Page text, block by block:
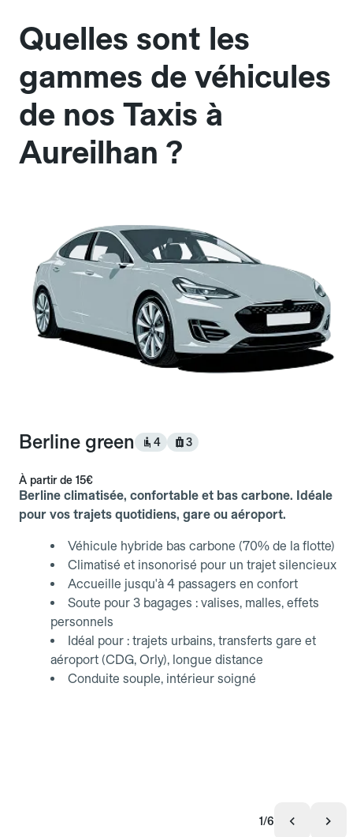
Quelles sont les
gammes de véhicules
de nos Taxis à
Aureilhan ?
Berline green 4 3
À partir de 15€
Berline climatisée, confortable et bas carbone. Idéale
pour vos trajets quotidiens, gare ou aéroport.
Véhicule hybride bas carbone (70% de la flotte)
Climatisé et insonorisé pour un trajet silencieux
Accueille jusqu'à 4 passagers en confort
Soute pour 3 bagages : valises, malles, effets
personnels
Idéal pour : trajets urbains, transferts gare et
aéroport (CDG, Orly), longue distance
Conduite souple, intérieur soigné
1/6